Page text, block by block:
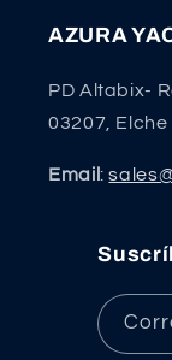
AZURA
PD Altabix-
03207,
Email: